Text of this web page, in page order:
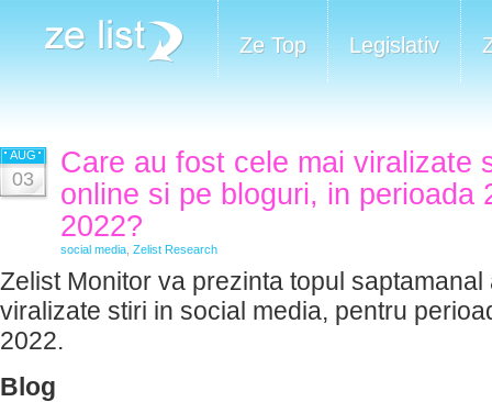
Ze Top Legislativ
AUG
03
Care au fost cele mai viralizate
online si pe bloguri, in perioada
2022?
social media Zelist Research
Zelist Monitor va prezinta topul saptamanal
viralizate stiri in social media, pentru
2022.
Blog